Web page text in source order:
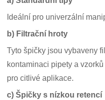
Ideální pro univerzální
b) Filtrační hroty
Tyto špičky jsou vybaveny
kontaminaci pipety a
pro citlivé aplikace.
c) Špičky s nízkou retencí